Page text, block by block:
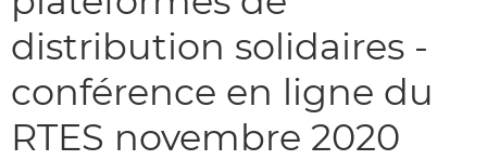
distribution solidaires -
conférence en ligne du
RTES novembre 2020